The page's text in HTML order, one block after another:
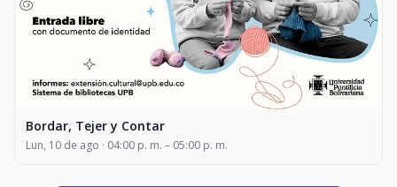
Bordar, Tejer y Contar
Lun, 10 de ago · 04:00 p. m. – 05:00 p. m.